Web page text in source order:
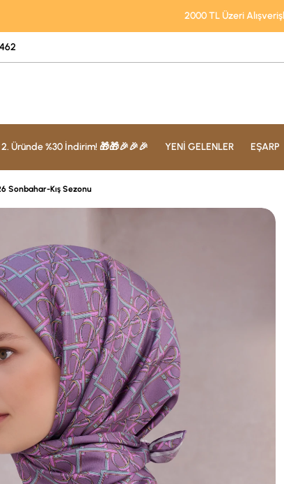
2000 TL Üzeri
2. Üründe %30 İndirim! 🎁🎁🎉🎉🎉 YENİ GELENLER EŞARP
Sonbahar-Kış Sezonu